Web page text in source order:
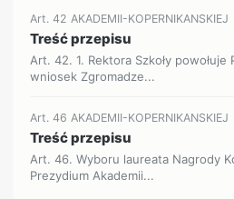
Art. 42 AKADEMII-KOPERNIKANSKIEJ
Treść przepisu
Art. 42. 1. Rektora Szkoły
wniosek Zgromadze...
Art. 46 AKADEMII-KOPERNIKANSKIEJ
Treść przepisu
Art. 46. Wyboru laureata Nagrody
Prezydium Akademii...